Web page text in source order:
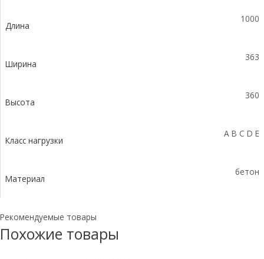
уклоном
100.36,3(30).36(29,5)
Z,
Длина
1000
Ширина
363
Высота
360
Класс нагрузки
A B C D E
Материал
бетон
Рекомендуемые товары
Похожие товары